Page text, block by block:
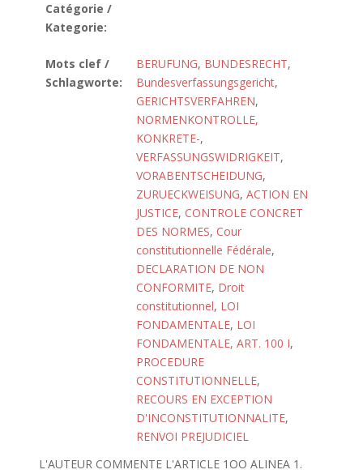
Catégorie /
Kategorie:
Mots clef /
Schlagworte:
BERUFUNG, BUNDESRECHT,
Bundesverfassungsgericht,
GERICHTSVERFAHREN,
NORMENKONTROLLE,
KONKRETE-,
VERFASSUNGSWIDRIGKEIT,
VORABENTSCHEIDUNG,
ZURUECKWEISUNG, ACTION EN
JUSTICE, CONTROLE CONCRET
DES NORMES, Cour
constitutionnelle Fédérale,
DECLARATION DE NON
CONFORMITE, Droit
constitutionnel, LOI
FONDAMENTALE, LOI
FONDAMENTALE, ART. 100 I,
PROCEDURE
CONSTITUTIONNELLE,
RECOURS EN EXCEPTION
D'INCONSTITUTIONNALITE,
RENVOI PREJUDICIEL
L'AUTEUR COMMENTE L'ARTICLE 1OO ALINEA 1.